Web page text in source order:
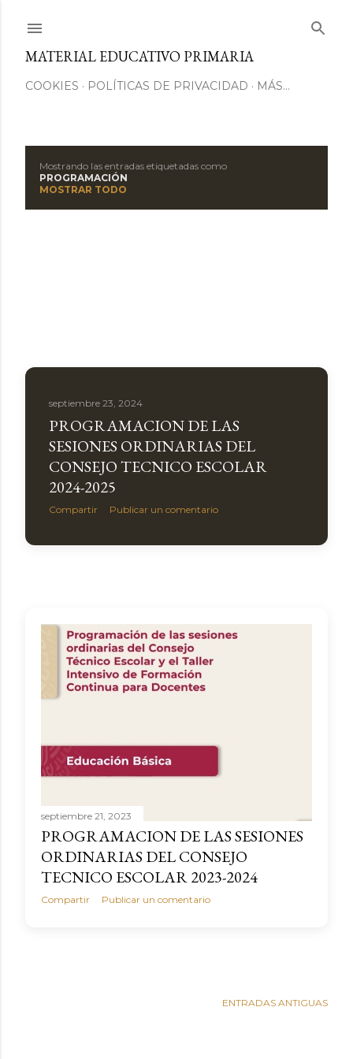
MATERIAL EDUCATIVO PRIMARIA
COOKIES POLÍTICAS DE PRIVACIDAD MÁS…
n
a
Mostrando las entradas etiquetadas como
PROGRAMACIÓN
MOSTRAR TODO
septiembre 23, 2024
PROGRAMACION DE LAS
SESIONES ORDINARIAS DEL
CONSEJO TECNICO ESCOLAR
2024-2025
Compartir Publicar un comentario
septiembre 21, 2023
PROGRAMACION DE LAS SESIONES
ORDINARIAS DEL CONSEJO
TECNICO ESCOLAR 2023-2024
Compartir Publicar un comentario
ENTRADAS ANTIGUAS